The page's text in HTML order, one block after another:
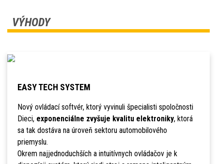
VÝHODY
EASY TECH SYSTEM
Nový ovládací softvér, ktorý vyvinuli špecialisti spoločnosti
Dieci, exponenciálne zvyšuje kvalitu elektroniky, ktorá
sa tak dostáva na úroveň sektoru automobilového
priemyslu.
Okrem najjednoduchších a intuitívnych ovládačov je k